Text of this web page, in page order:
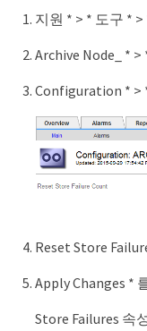
지원 * > * 도구 *
Archive Node_ *
Configuration * >
Reset Store
Apply Changes *
Store Failures 속